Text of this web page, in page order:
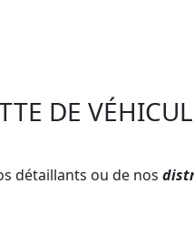
DE
détaillants ou de nos